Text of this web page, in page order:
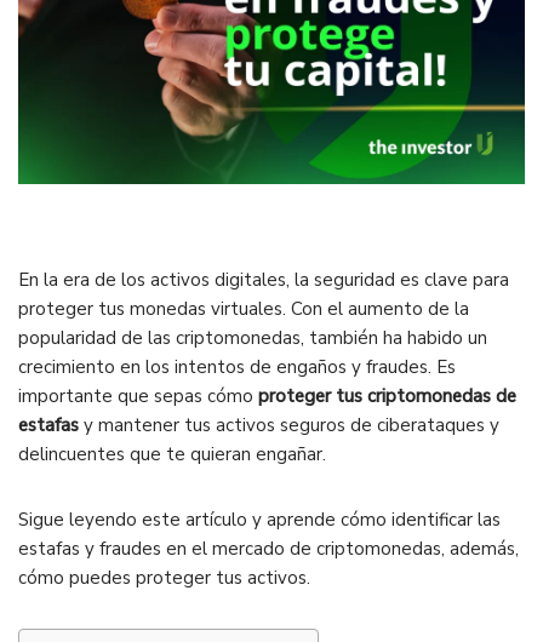
En la era de los activos digitales, la seguridad es clave para
proteger tus monedas virtuales. Con el aumento de la
popularidad de las criptomonedas, también ha habido un
crecimiento en los intentos de engaños y fraudes. Es
importante que sepas cómo proteger tus criptomonedas de
estafas y mantener tus activos seguros de ciberataques y
delincuentes que te quieran engañar.
Sigue leyendo este artículo y aprende cómo identificar las
estafas y fraudes en el mercado de criptomonedas, además,
cómo puedes proteger tus activos.